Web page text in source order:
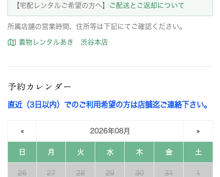
【宅配レンタルご希望の方へ】
ご配送とご返却について
所属店舗の営業時間、住所等は下記にてご確認ください。
着物レンタルあき 渋谷本店
予約カレンダー
直近（3日以内）でのご利用希望の方は店舗迄ご連絡下さい。
« 2026年08月 »
日 月 火 水 木 金 土
26 27 28 29 30 31 1